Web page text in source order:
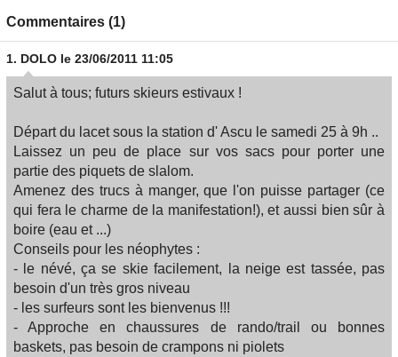
Commentaires (1)
1. DOLO le 23/06/2011 11:05
Salut à tous; futurs skieurs estivaux !
Départ du lacet sous la station d' Ascu le samedi 25 à 9h ..
Laissez un peu de place sur vos sacs pour porter une
partie des piquets de slalom.
Amenez des trucs à manger, que l'on puisse partager (ce
qui fera le charme de la manifestation!), et aussi bien sûr à
boire (eau et ...)
Conseils pour les néophytes :
- le névé, ça se skie facilement, la neige est tassée, pas
besoin d'un très gros niveau
- les surfeurs sont les bienvenus !!!
- Approche en chaussures de rando/trail ou bonnes
baskets, pas besoin de crampons ni piolets